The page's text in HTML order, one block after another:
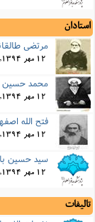
استادان
مرتضی
12 مهر 1394, 16:26
محمد حسین
12 مهر 1394, 16:26
فتح الله
12 مهر 1394, 16:26
سید حسین
12 مهر 1394, 16:26
تالیفات